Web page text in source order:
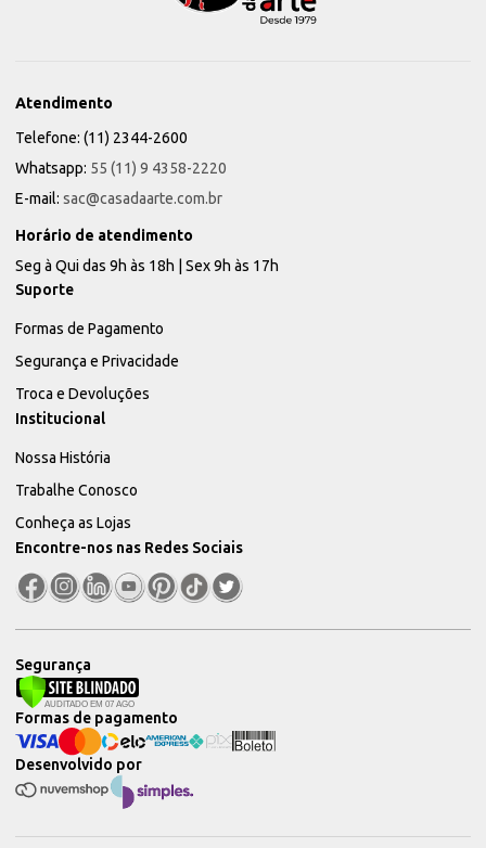
Atendimento
Telefone: (11) 2344-2600
Whatsapp: 55 (11) 9 4358-2220
E-mail: sac@casadaarte.com.br
Horário de atendimento
Seg à Qui das 9h às 18h | Sex 9h às 17h
Suporte
Formas de Pagamento
Segurança e Privacidade
Troca e Devoluções
Institucional
Nossa História
Trabalhe Conosco
Conheça as Lojas
Encontre-nos nas Redes Sociais
Segurança
Desenvolvido por
Formas de pagamento